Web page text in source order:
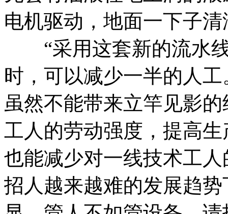
电机驱动，地面一下子
“采用这套新的流水线
时，可以减少一半的人
虽然不能带来立竿见影
工人的劳动强度，提高
也能减少对一线技术工
招人越来越难的发展趋